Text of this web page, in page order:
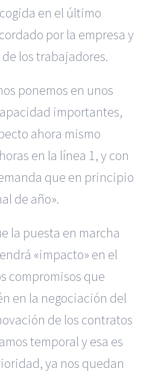
en el último
por la empresa y
los trabajadores.
ponemos en unos
importantes,
ahora mismo
en la línea 1, y con
que en principio
de año».
la puesta en marcha
«impacto» en el
compromisos que
en la negociación del
de los contratos
temporal y esa es
ya nos quedan
en Alicante| Reclamación